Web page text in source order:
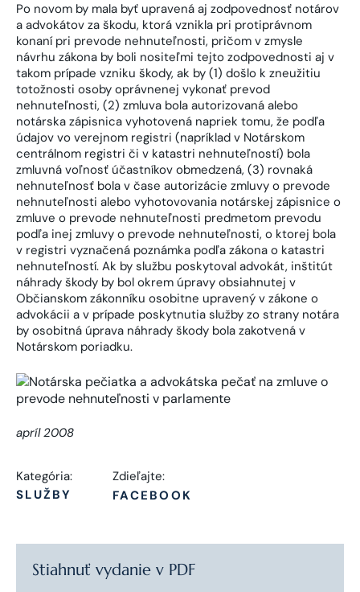
Po novom by mala byť upravená aj zodpovednosť notárov
a advokátov za škodu, ktorá vznikla pri protiprávnom
konaní pri prevode nehnuteľnosti, pričom v zmysle
návrhu zákona by boli nositeľmi tejto zodpovednosti aj v
takom prípade vzniku škody, ak by (1) došlo k zneužitiu
totožnosti osoby oprávnenej vykonať prevod
nehnuteľnosti, (2) zmluva bola autorizovaná alebo
notárska zápisnica vyhotovená napriek tomu, že podľa
údajov vo verejnom registri (napríklad v Notárskom
centrálnom registri či v katastri nehnuteľností) bola
zmluvná voľnosť účastníkov obmedzená, (3) rovnaká
nehnuteľnosť bola v čase autorizácie zmluvy o prevode
nehnuteľnosti alebo vyhotovovania notárskej zápisnice o
zmluve o prevode nehnuteľnosti predmetom prevodu
podľa inej zmluvy o prevode nehnuteľnosti, o ktorej bola
v registri vyznačená poznámka podľa zákona o katastri
nehnuteľností. Ak by službu poskytoval advokát, inštitút
náhrady škody by bol okrem úpravy obsiahnutej v
Občianskom zákonníku osobitne upravený v zákone o
advokácii a v prípade poskytnutia služby zo strany notára
by osobitná úprava náhrady škody bola zakotvená v
Notárskom poriadku.
apríl 2008
Kategória:
SLUŽBY
Zdieľajte:
FACEBOOK
Stiahnuť vydanie v PDF